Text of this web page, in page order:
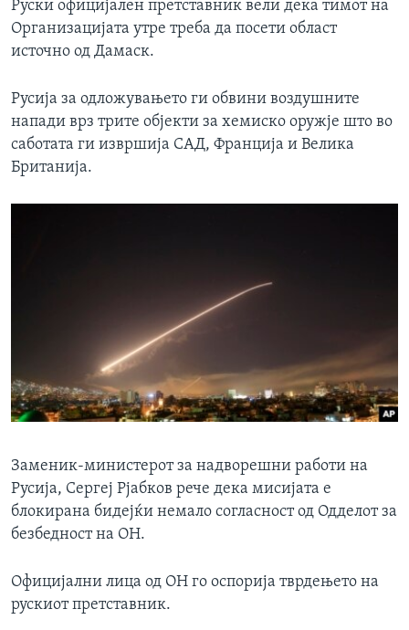
Руски официјален претставник вели дека тимот на
Организацијата утре треба да посети област
источно од Дамаск.
Русија за одложувањето ги обвини воздушните
напади врз трите објекти за хемиско оружје што во
саботата ги извршија САД, Франција и Велика
Британија.
Заменик-министерот за надворешни работи на
Русија, Сергеј Рјабков рече дека мисијата е
блокирана бидејќи немало согласност од Одделот за
безбедност на ОН.
Официјални лица од ОН го оспорија тврдењето на
рускиот претставник.